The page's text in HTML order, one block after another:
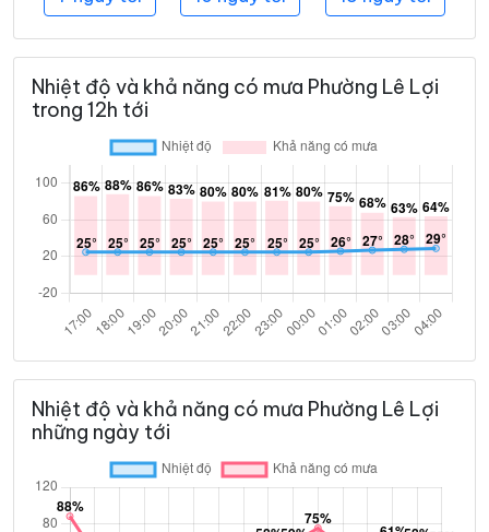
Nhiệt độ và khả năng có mưa Phường Lê Lợi
trong 12h tới
Nhiệt độ và khả năng có mưa Phường Lê Lợi
những ngày tới